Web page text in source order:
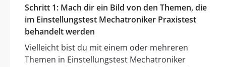
Schritt 1: Mach dir ein Bild von den Themen, die
im Einstellungstest Mechatroniker Praxistest
behandelt werden
Vielleicht bist du mit einem oder mehreren
Themen in Einstellungstest Mechatroniker